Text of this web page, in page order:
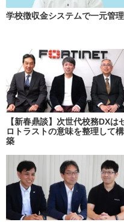
学校徴収金システムで一元管理
【新春鼎談】次世代校務DXは
ロトラストの意味を整理して構
築